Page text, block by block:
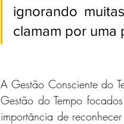
ignorando
clamam por uma
A Gestão Consciente do
Gestão do Tempo
importância de